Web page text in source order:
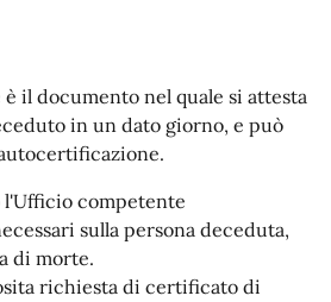
il documento nel quale si attesta
in un dato giorno, e può
l'Ufficio competente
sulla persona deceduta,
di morte.
richiesta di certificato di